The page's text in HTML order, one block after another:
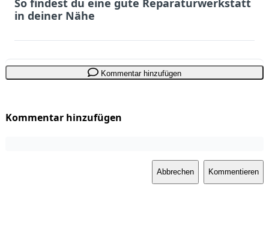
in deiner Nähe
Kommentar hinzufügen
Kommentar hinzufügen
Abbrechen Kommentieren